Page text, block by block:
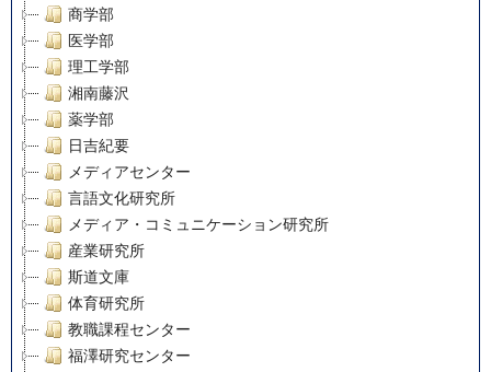
商学部
医学部
理工学部
湘南藤沢
薬学部
日吉紀要
メディアセンター
言語文化研究所
メディア・コミュニケーション研究所
産業研究所
斯道文庫
体育研究所
教職課程センター
福澤研究センター